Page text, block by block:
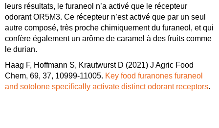
leurs résultats, le furaneol n’a activé que le récepteur
odorant OR5M3. Ce récepteur n’est activé que par un seul
autre composé, très proche chimiquement du furaneol, et qui
confère également un arôme de caramel à des fruits comme
le durian.
Haag F, Hoffmann S, Krautwurst D (2021) J Agric Food
Chem, 69, 37, 10999-11005. Key food furanones furaneol
and sotolone specifically activate distinct odorant receptors.